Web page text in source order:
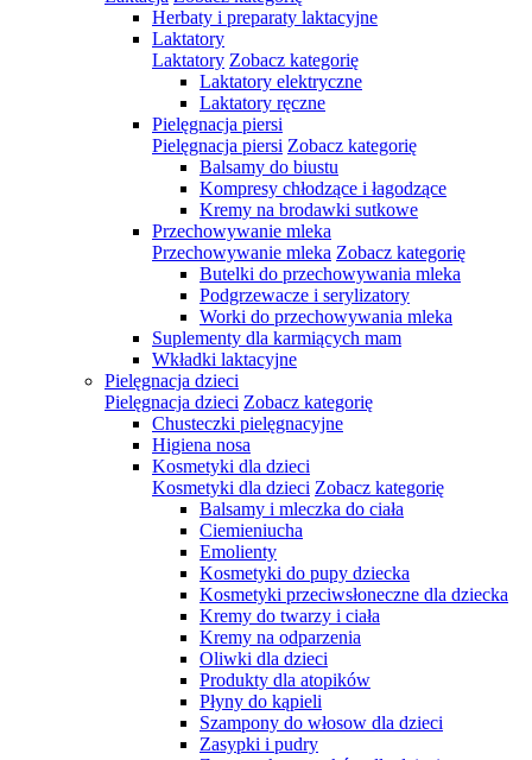
Herbaty i preparaty laktacyjne
Laktatory
Laktatory Zobacz kategorię
Laktatory elektryczne
Laktatory ręczne
Pielęgnacja piersi
Pielęgnacja piersi Zobacz kategorię
Balsamy do biustu
Kompresy chłodzące i łagodzące
Kremy na brodawki sutkowe
Przechowywanie mleka
Przechowywanie mleka Zobacz kategorię
Butelki do przechowywania mleka
Podgrzewacze i serylizatory
Worki do przechowywania mleka
Suplementy dla karmiących mam
Wkładki laktacyjne
Pielęgnacja dzieci
Pielęgnacja dzieci Zobacz kategorię
Chusteczki pielęgnacyjne
Higiena nosa
Kosmetyki dla dzieci
Kosmetyki dla dzieci Zobacz kategorię
Balsamy i mleczka do ciała
Ciemieniucha
Emolienty
Kosmetyki do pupy dziecka
Kosmetyki przeciwsłoneczne dla dziecka
Kremy do twarzy i ciała
Kremy na odparzenia
Oliwki dla dzieci
Produkty dla atopików
Płyny do kąpieli
Szampony do włosow dla dzieci
Zasypki i pudry